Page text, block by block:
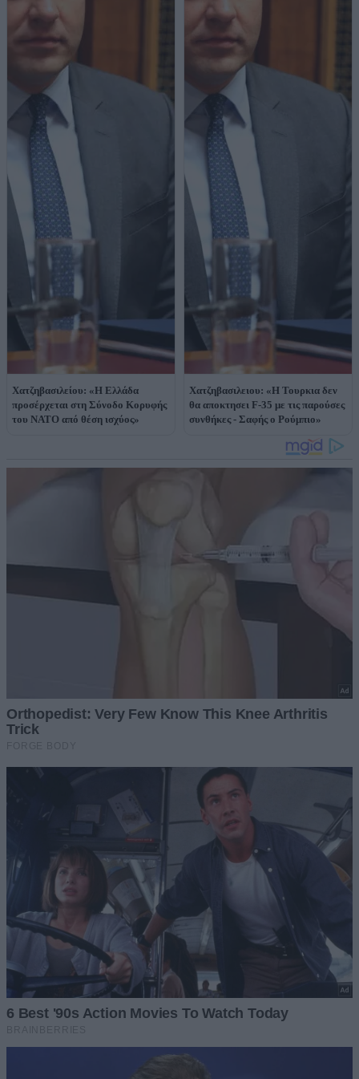
Χατζηβασιλείου: «Η Ελλάδα
προσέρχεται στη Σύνοδο Κορυφής
του ΝΑΤΟ από θέση ισχύος»
Χατζηβασιλειου: «Η Τουρκια δεν
θα αποκτησει F-35 με τις παρούσες
συνθήκες - Σαφής ο Ρούμπιο»